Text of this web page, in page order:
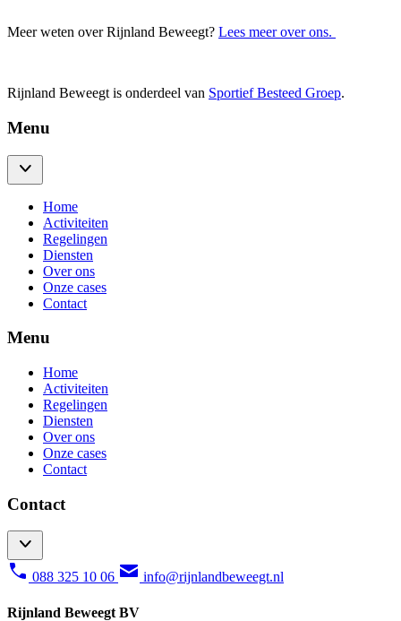
Meer weten over Rijnland Beweegt? Lees meer over ons.
Rijnland Beweegt is onderdeel van Sportief Besteed Groep.
Menu
Home
Activiteiten
Regelingen
Diensten
Over ons
Onze cases
Contact
Menu
Home
Activiteiten
Regelingen
Diensten
Over ons
Onze cases
Contact
Contact
088 325 10 06 info@rijnlandbeweegt.nl
Rijnland Beweegt BV